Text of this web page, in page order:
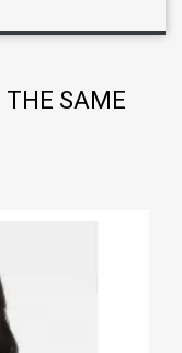
THE SAME